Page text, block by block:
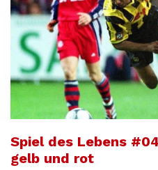
Spiel des Lebens
gelb und rot